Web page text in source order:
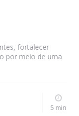
fortalecer
por meio de uma
5 min